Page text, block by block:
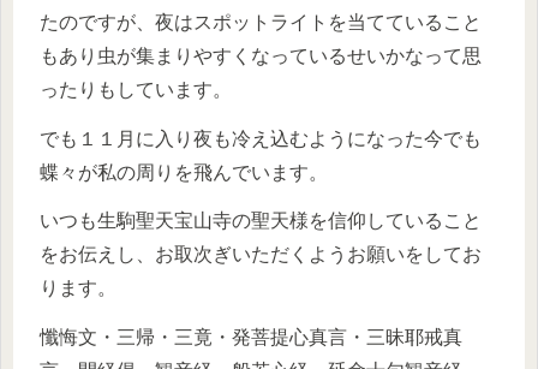
たのですが、夜はスポットライトを当てていること
もあり虫が集まりやすくなっているせいかなって思
ったりもしています。
でも１１月に入り夜も冷え込むようになった今でも
蝶々が私の周りを飛んでいます。
いつも生駒聖天宝山寺の聖天様を信仰していること
をお伝えし、お取次ぎいただくようお願いをしてお
ります。
懺悔文・三帰・三竟・発菩提心真言・三昧耶戒真